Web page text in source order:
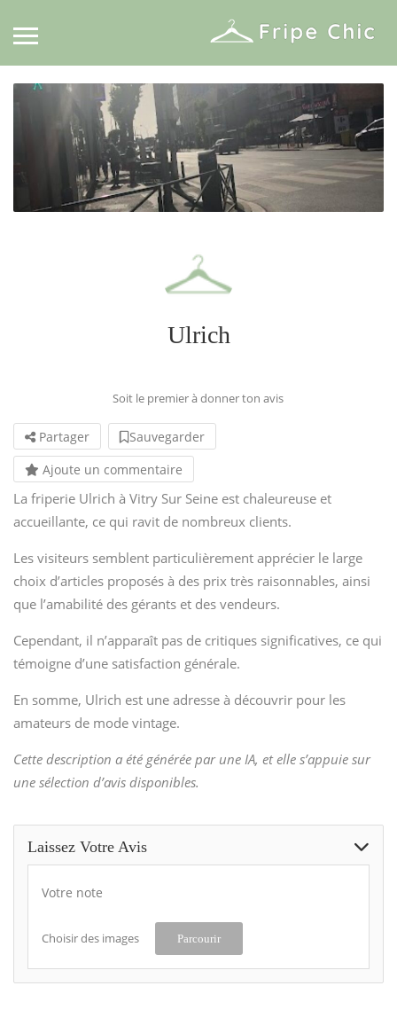
Ulrich
Soit le premier à donner ton avis
Partager
Sauvegarder
Ajoute un commentaire
La friperie Ulrich à Vitry Sur Seine est chaleureuse et
accueillante, ce qui ravit de nombreux clients.
Les visiteurs semblent particulièrement apprécier le large
choix d’articles proposés à des prix très raisonnables, ainsi
que l’amabilité des gérants et des vendeurs.
Cependant, il n’apparaît pas de critiques significatives, ce qui
témoigne d’une satisfaction générale.
En somme, Ulrich est une adresse à découvrir pour les
amateurs de mode vintage.
Cette description a été générée par une IA, et elle s’appuie sur
une sélection d’avis disponibles.
Laissez Votre Avis
Votre note
Choisir des images Parcourir